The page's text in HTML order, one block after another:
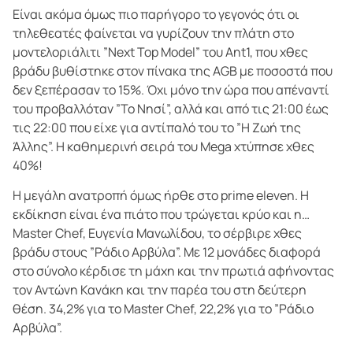
Είναι ακόμα όμως πιο παρήγορο το γεγονός ότι οι
τηλεθεατές φαίνεται να γυρίζουν την πλάτη στο
μοντελοριάλιτι ”Next Top Model” του Ant1, που χθες
βράδυ βυθίστηκε στον πίνακα της AGB με ποσοστά που
δεν ξεπέρασαν το 15%. Όχι μόνο την ώρα που απέναντί
του προβαλλόταν ”Το Νησί”, αλλά και από τις 21:00 έως
τις 22:00 που είχε για αντίπαλό του το ”Η Ζωή της
Άλλης”. Η καθημερινή σειρά του Mega χτύπησε χθες
40%!
Η μεγάλη ανατροπή όμως ήρθε στο prime eleven. Η
εκδίκηση είναι ένα πιάτο που τρώγεται κρύο και η…
Master Chef, Ευγενία Μανωλίδου, το σέρβιρε χθες
βράδυ στους ”Ράδιο Αρβύλα”. Με 12 μονάδες διαφορά
στο σύνολο κέρδισε τη μάχη και την πρωτιά αφήνοντας
τον Αντώνη Κανάκη και την παρέα του στη δεύτερη
θέση. 34,2% για το Master Chef, 22,2% για το ”Ράδιο
Αρβύλα”.